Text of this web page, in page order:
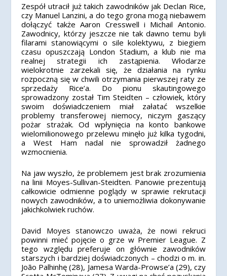
Zespół utracił już takich zawodników jak Declan Rice,
czy Manuel Lanzini, a do tego grona mogą niebawem
dołączyć także Aaron Cresswell i Michail Antonio.
Zawodnicy, którzy jeszcze nie tak dawno temu byli
filarami stanowiącymi o sile kolektywu, z biegiem
czasu opuszczają London Stadium, a klub nie ma
realnej strategii ich zastąpienia. Włodarze
wielokrotnie zarzekali się, że działania na rynku
rozpoczną się w chwili otrzymania pierwszej raty ze
sprzedaży Rice’a. Do pionu skautingowego
sprowadzony został Tim Steidten – człowiek, który
swoim doświadczeniem miał załatać wszelkie
problemy transferowej niemocy, niczym gaszący
pożar strażak. Od wpłynięcia na konto bankowe
wielomilionowego przelewu minęło już kilka tygodni,
a West Ham nadal nie sprowadził żadnego
wzmocnienia.
Na jaw wyszło, że problemem jest brak zrozumienia
na linii Moyes-Sullivan-Steidten. Panowie prezentują
całkowicie odmienne poglądy w sprawie rekrutacji
nowych zawodników, a to uniemożliwia dokonywanie
jakichkolwiek ruchów.
David Moyes stanowczo uważa, że nowi rekruci
powinni mieć pojęcie o grze w Premier League. Z
tego względu preferuje on głównie zawodników
starszych i bardziej doświadczonych – chodzi o m. in.
João Palhinhę (28), Jamesa Warda-Prowse’a (29), czy